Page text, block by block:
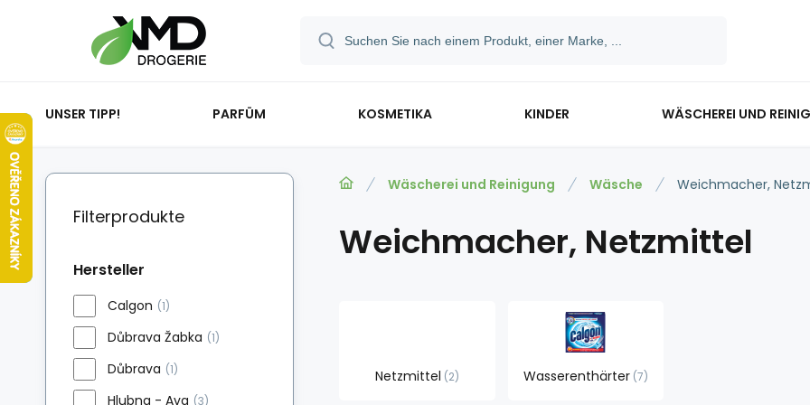
UNSER TIPP! PARFÜM KOSMETIKA KINDER WÄSCHEREI UND
Wäscherei und Reinigung Wäsche Weichmacher,
Weichmacher, Netzmittel
Netzmittel 2 Wasserenthärter 7
Filterprodukte
Hersteller
Calgon (1)
Důbrava Žabka (1)
Důbrava (1)
Hlubna - Ava (3)